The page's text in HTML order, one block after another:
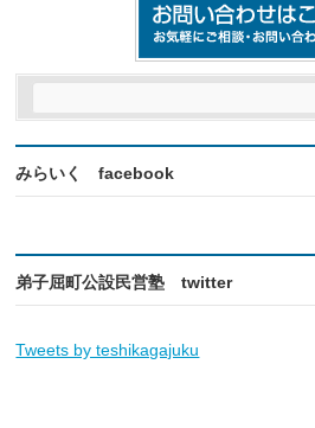
みらいく facebook
弟子屈町公設民営塾 twitter
Tweets by teshikagajuku